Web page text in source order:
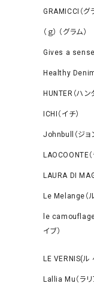
GRAMICCI（グ
（ｇ） （グラム）
Gives a
Healthy Denim
HUNTER（ハン
ICHI（イチ）
Johnbull（ジョ
LAOCOONTE（
LAURA DI
Le Melange（ル
le camouflage
イブ）
LE VERNIS(ル
Lallia Mu（ラ